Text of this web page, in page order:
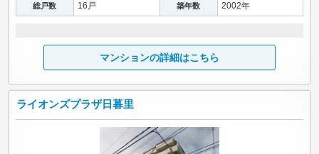
総戸数 16戸 築年数 2002年
マンションの詳細はこちら
ライオンズプラザ日暮里